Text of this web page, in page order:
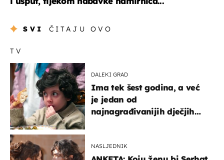
SVI ČITAJU OVO
TV
DALEKI GRAD
Ima tek šest godina, a već
je jedan od
najnagrađivanijih dječjih
NASLJEDNIK